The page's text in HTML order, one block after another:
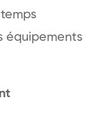
équipements